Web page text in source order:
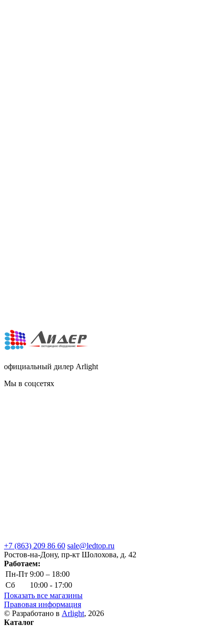
официальный дилер Arlight
Мы в соцсетях
+7 (863) 209 86 60 sale@ledtop.ru
Ростов-на-Дону, пр-кт Шолохова, д. 42
Работаем:
Пн-Пт 9:00 – 18:00
Сб
10:00 - 17:00
Показать все магазины
Правовая информация
© Разработано в Arlight, 2026
Каталог